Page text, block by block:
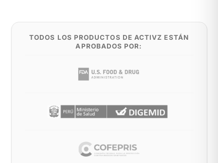
TODOS LOS PRODUCTOS DE ACTIVZ ESTÁN
APROBADOS POR: